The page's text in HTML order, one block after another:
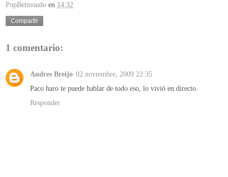
PopBelmondo en 14:32
Compartir
1 comentario:
Andres Breijo 02 noviembre, 2009 22:35
Paco haro te puede hablar de todo eso, lo vivió en directo.
Responder